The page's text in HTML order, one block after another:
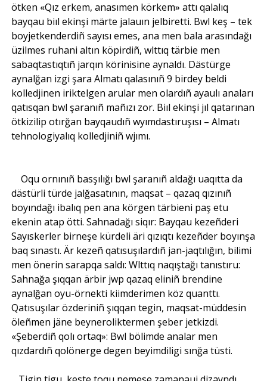
ötken «Qız erkem, anasımen körkem» attı qalalıq
bayqau biıl ekinşi märte jalauın jelbiretti. Bwl keş – tek
boyjetkenderdiñ sayısı emes, ana men bala arasındağı
üzilmes ruhani altın köpirdiñ, wlttıq tärbie men
sabaqtastıqtıñ jarqın körinisine aynaldı. Dästürge
aynalğan izgi şara Almatı qalasınıñ 9 birdey beldi
kolledjinen iriktelgen arular men olardıñ ayaulı anaları
qatısqan bwl şaranıñ mañızı zor. Biıl ekinşi jıl qatarınan
ötkizilip otırğan bayqaudıñ wyımdastıruşısı – Almatı
tehnologiyalıq kolledjiniñ wjımı.
Oqu ornınıñ basşılığı bwl şaranıñ aldağı uaqıtta da
dästürli türde jalğasatının, maqsat – qazaq qızınıñ
boyındağı ibalıq pen ana körgen tärbieni paş etu
ekenin atap ötti. Sahnadağı siqır: Bayqau kezeñderi
Sayıskerler birneşe kürdeli äri qızıqtı kezeñder boyınşa
baq sınastı. Är kezeñ qatısuşılardıñ jan-jaqtılığın, bilimi
men önerin sarapqa saldı: Wlttıq naqıştağı tanıstıru:
Sahnağa şıqqan ärbir jwp qazaq eliniñ brendine
aynalğan oyu-örnekti kiimderimen köz quanttı.
Qatısuşılar özderiniñ şıqqan tegin, maqsat-müddesin
öleñmen jäne beyneroliktermen şeber jetkizdi.
«Şeberdiñ qolı ortaq»: Bwl bölimde analar men
qızdardıñ qolönerge degen beyimdiligi sınğa tüsti.